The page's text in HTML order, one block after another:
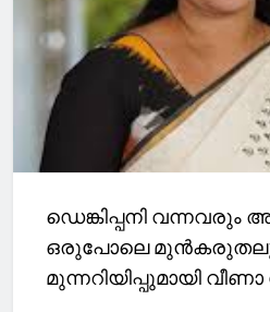
ഡെങ്കിപ്പനി വന്നവരും
ഒരുപോലെ
മുന്നറിയിപ്പുമായി